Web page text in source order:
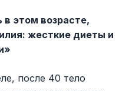
этом возрасте,
жесткие диеты и
после 40 тело